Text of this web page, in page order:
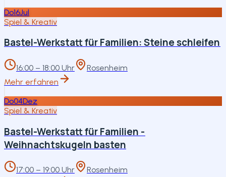
Do16Jul
Spiel & Kreativ
Bastel-Werkstatt für Familien: Steine schleifen
16:00 – 18:00 Uhr
Rosenheim
Mehr erfahren
Do04Dez
Spiel & Kreativ
Bastel-Werkstatt für Familien -
Weihnachtskugeln basten
17:00 – 19:00 Uhr
Rosenheim